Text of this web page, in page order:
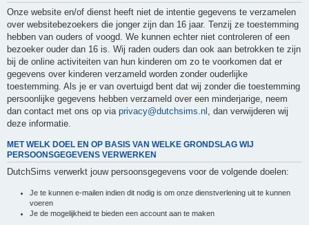
Onze website en/of dienst heeft niet de intentie gegevens te verzamelen
over websitebezoekers die jonger zijn dan 16 jaar. Tenzij ze toestemming
hebben van ouders of voogd. We kunnen echter niet controleren of een
bezoeker ouder dan 16 is. Wij raden ouders dan ook aan betrokken te zijn
bij de online activiteiten van hun kinderen om zo te voorkomen dat er
gegevens over kinderen verzameld worden zonder ouderlijke
toestemming. Als je er van overtuigd bent dat wij zonder die toestemming
persoonlijke gegevens hebben verzameld over een minderjarige, neem
dan contact met ons op via privacy@dutchsims.nl , dan verwijderen wij
deze informatie.
MET WELK DOEL EN OP BASIS VAN WELKE GRONDSLAG WIJ
PERSOONSGEGEVENS VERWERKEN
DutchSims verwerkt jouw persoonsgegevens voor de volgende doelen:
Je te kunnen e-mailen indien dit nodig is om onze dienstverlening uit te kunnen
voeren
Je de mogelijkheid te bieden een account aan te maken